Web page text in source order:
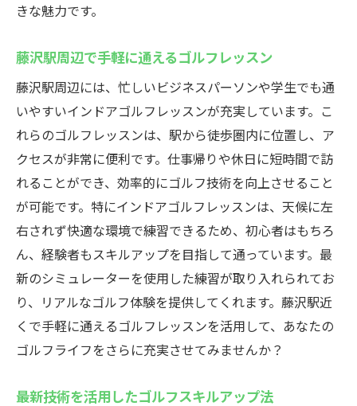
初めての方でも楽しめるゴルフレッスン
藤沢駅のインドアゴルフレッスン最新シミュレ
ーターで楽しむゴルフ
シミュレーターを使っての新しいゴルフの
楽しみ方
最新技術でリアルなゴルフを体験
インドアゴルフで味わうリアルなコース感
藤沢駅のシミュレーターでのゴルフの魅力
未来を見据えたインドアゴルフレッスン
ゴルフ愛好者が集まる藤沢駅の秘密
きな魅力です。
藤沢駅周辺で手軽に通えるゴルフレッスン
藤沢駅周辺には、忙しいビジネスパーソンや学生でも通
いやすいインドアゴルフレッスンが充実しています。こ
れらのゴルフレッスンは、駅から徒歩圏内に位置し、ア
クセスが非常に便利です。仕事帰りや休日に短時間で訪
れることができ、効率的にゴルフ技術を向上させること
が可能です。特にインドアゴルフレッスンは、天候に左
右されず快適な環境で練習できるため、初心者はもちろ
ん、経験者もスキルアップを目指して通っています。最
新のシミュレーターを使用した練習が取り入れられてお
り、リアルなゴルフ体験を提供してくれます。藤沢駅近
くで手軽に通えるゴルフレッスンを活用して、あなたの
ゴルフライフをさらに充実させてみませんか？
最新技術を活用したゴルフスキルアップ法